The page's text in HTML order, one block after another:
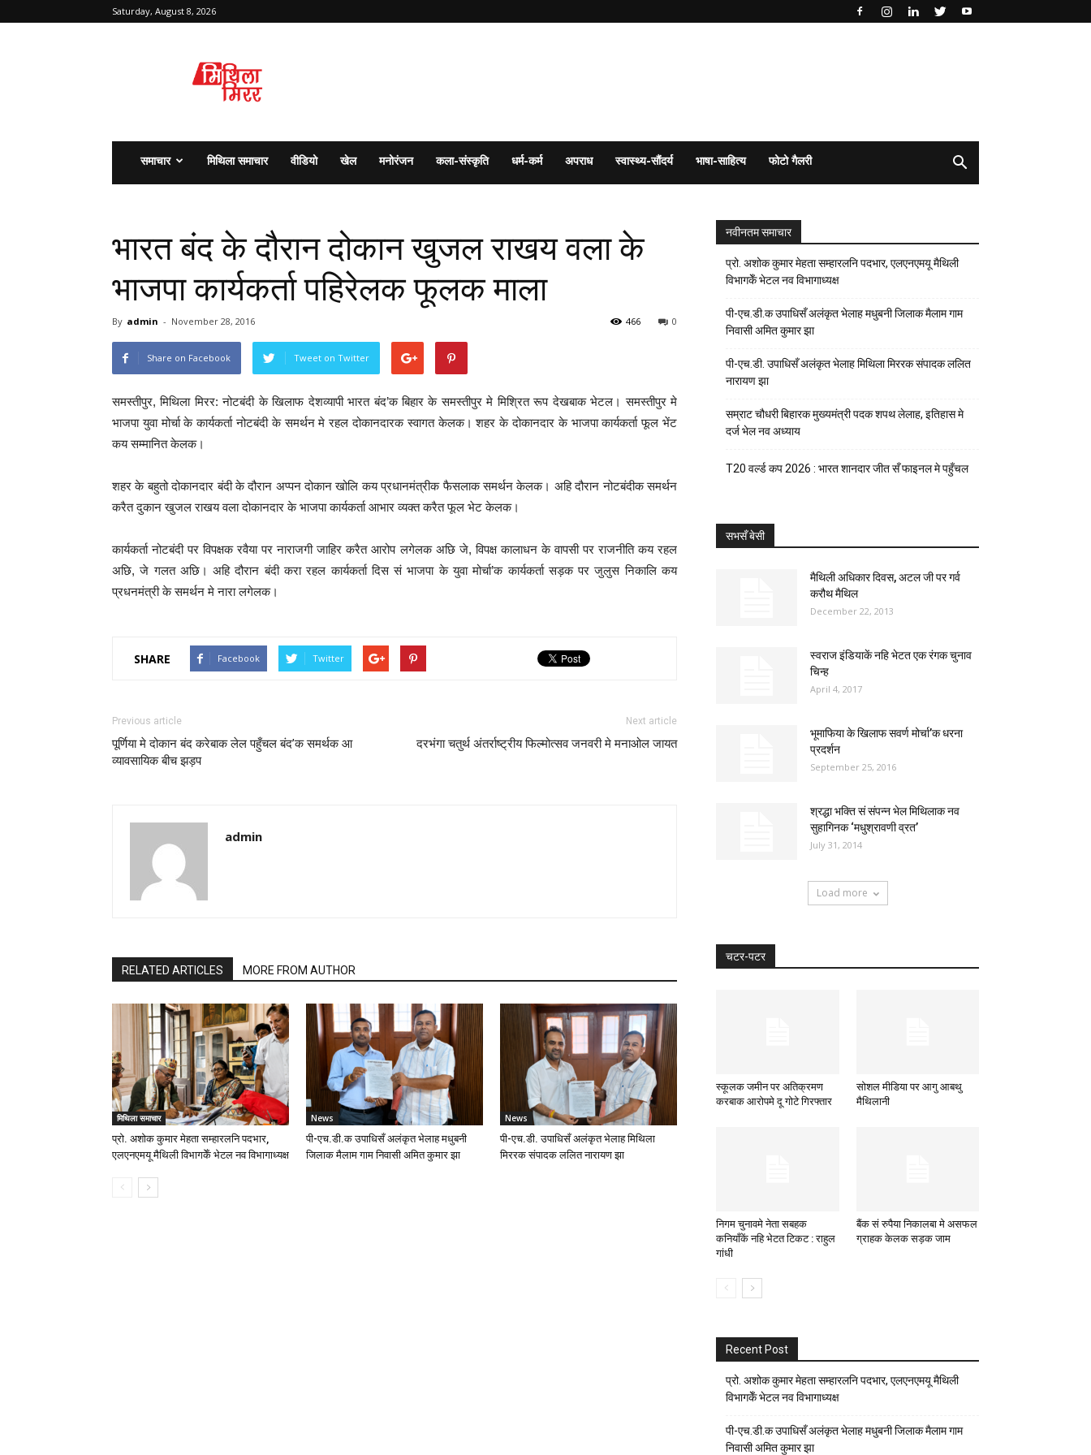
Saturday, August 8, 2026
समाचार मिथिला समाचार वीडियो खेल मनोरंजन कला-संस्कृति धर्म-कर्म अपराध स्वास्थ्य-सौंदर्य भाषा-साहित्य फोटो गैलरी
भारत बंद के दौरान दोकान खुजल राखय वला के
भाजपा कार्यकर्ता पहिरेलक फूलक माला
By admin - November 28, 2016 0
466
Share on Facebook Tweet on Twitter
समस्तीपुर, मिथिला मिरर: नोटबंदी के खिलाफ देशव्यापी भारत बंद’क बिहार के समस्तीपुर मे मिश्रित रूप देखबाक भेटल। समस्तीपुर मे
भाजपा युवा मोर्चा के कार्यकर्ता नोटबंदी के समर्थन मे रहल दोकानदारक स्वागत केलक। शहर के दोकानदार के भाजपा कार्यकर्ता फूल भेंट
कय सम्मानित केलक।
शहर के बहुतो दोकानदार बंदी के दौरान अप्पन दोकान खोलि कय प्रधानमंत्रीक फैसलाक समर्थन केलक। अहि दौरान नोटबंदीक समर्थन
करैत दुकान खुजल राखय वला दोकानदार के भाजपा कार्यकर्ता आभार व्यक्त करैत फूल भेट केलक।
कार्यकर्ता नोटबंदी पर विपक्षक रवैया पर नाराजगी जाहिर करैत आरोप लगेलक अछि जे, विपक्ष कालाधन के वापसी पर राजनीति कय रहल
अछि, जे गलत अछि। अहि दौरान बंदी करा रहल कार्यकर्ता दिस सं भाजपा के युवा मोर्चा’क कार्यकर्ता सड़क पर जुलुस निकालि कय
प्रधनमंत्री के समर्थन मे नारा लगेलक।
SHARE Facebook Twitter
Previous article
पूर्णिया मे दोकान बंद करेबाक लेल पहुँचल बंद’क समर्थक आ
व्यावसायिक बीच झड़प
Next article
दरभंगा चतुर्थ अंतर्राष्ट्रीय फिल्मोत्सव जनवरी मे मनाओल जायत
admin
RELATED ARTICLES MORE FROM AUTHOR
मिथिला समाचार
प्रो. अशोक कुमार मेहता सम्हारलनि पदभार,
एलएनएमयू मैथिली विभागकेँ भेटल नव विभागाध्यक्ष
News
पी-एच.डी.क उपाधिसँ अलंकृत भेलाह मधुबनी
जिलाक मैलाम गाम निवासी अमित कुमार झा
News
पी-एच.डी. उपाधिसँ अलंकृत भेलाह मिथिला
मिररक संपादक ललित नारायण झा
नवीनतम समाचार
प्रो. अशोक कुमार मेहता सम्हारलनि पदभार, एलएनएमयू मैथिली
विभागकेँ भेटल नव विभागाध्यक्ष
पी-एच.डी.क उपाधिसँ अलंकृत भेलाह मधुबनी जिलाक मैलाम गाम
निवासी अमित कुमार झा
पी-एच.डी. उपाधिसँ अलंकृत भेलाह मिथिला मिररक संपादक ललित
नारायण झा
सम्राट चौधरी बिहारक मुख्यमंत्री पदक शपथ लेलाह, इतिहास मे
दर्ज भेल नव अध्याय
T20 वर्ल्ड कप 2026 : भारत शानदार जीत सँ फाइनल मे पहुँचल
सभसँ बेसी
मैथिली अधिकार दिवस, अटल जी पर गर्व
करौथ मैथिल
December 22, 2013
स्वराज इंडियाकें नहि भेटत एक रंगक चुनाव
चिन्ह
April 4, 2017
भूमाफिया के खिलाफ सवर्ण मोर्चा’क धरना
प्रदर्शन
September 25, 2016
श्रद्धा भक्ति सं संपन्न भेल मिथिलाक नव
सुहागिनक ‘मधुश्रावणी व्रत’
July 31, 2014
Load more
चटर-पटर
स्कूलक जमीन पर अतिक्रमण
करबाक आरोपमे दू गोटे गिरफ्तार
सोशल मीडिया पर आगु आबथु
मैथिलानी
निगम चुनावमे नेता सबहक
कनियाँकें नहि भेटत टिकट : राहुल
गांधी
बैंक सं रुपैया निकालबा मे असफल
ग्राहक केलक सड़क जाम
Recent Post
प्रो. अशोक कुमार मेहता सम्हारलनि पदभार, एलएनएमयू मैथिली
विभागकेँ भेटल नव विभागाध्यक्ष
पी-एच.डी.क उपाधिसँ अलंकृत भेलाह मधुबनी जिलाक मैलाम गाम
निवासी अमित कुमार झा